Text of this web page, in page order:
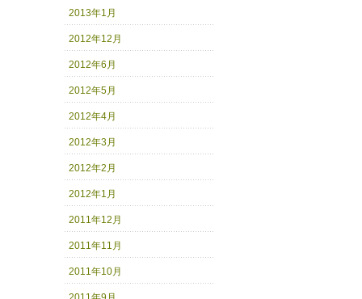
2013年1月
2012年12月
2012年6月
2012年5月
2012年4月
2012年3月
2012年2月
2012年1月
2011年12月
2011年11月
2011年10月